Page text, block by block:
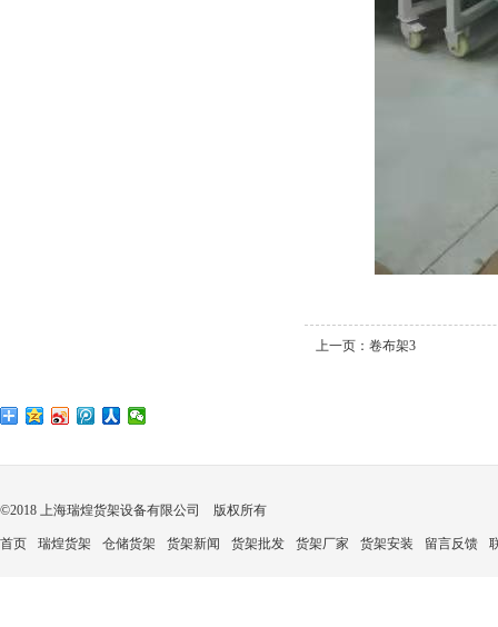
上一页： 卷布架3
©2018 上海瑞煌货架设备有限公司 版权所有
首页 瑞煌货架 仓储货架 货架新闻 货架批发 货架厂家 货架安装 留言反馈